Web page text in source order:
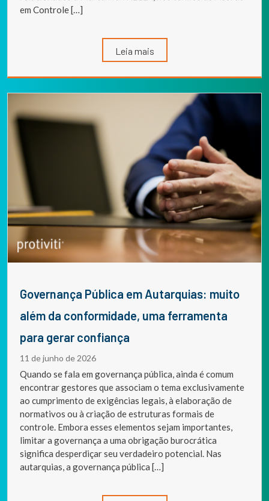
em Controle […]
Leia mais
Governança Pública em Autarquias: muito
além da conformidade, uma ferramenta
para gerar confiança
11 de junho de 2026
Quando se fala em governança pública, ainda é comum
encontrar gestores que associam o tema exclusivamente
ao cumprimento de exigências legais, à elaboração de
normativos ou à criação de estruturas formais de
controle. Embora esses elementos sejam importantes,
limitar a governança a uma obrigação burocrática
significa desperdiçar seu verdadeiro potencial. Nas
autarquias, a governança pública […]